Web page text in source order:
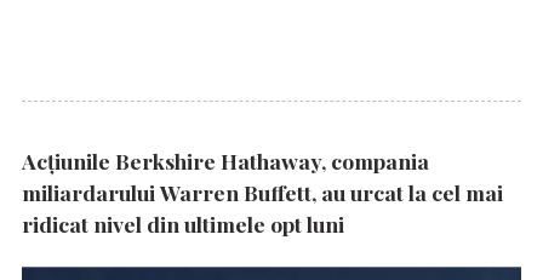
Acțiunile Berkshire Hathaway, compania
miliardarului Warren Buffett, au urcat la cel mai
ridicat nivel din ultimele opt luni